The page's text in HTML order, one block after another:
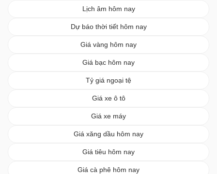
Lịch âm hôm nay
Dự báo thời tiết hôm nay
Giá vàng hôm nay
Giá bạc hôm nay
Tỷ giá ngoại tệ
Giá xe ô tô
Giá xe máy
Giá xăng dầu hôm nay
Giá tiêu hôm nay
Giá cà phê hôm nay